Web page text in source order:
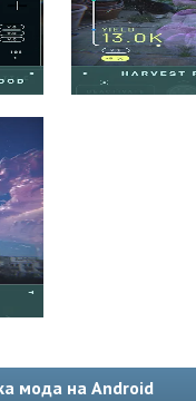
мода на Android